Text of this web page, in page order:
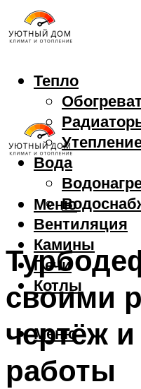
Тепло
Вода
Вентиляция
Камины
Печи
Котлы
Меню
Меню
своими
чертёж
работы